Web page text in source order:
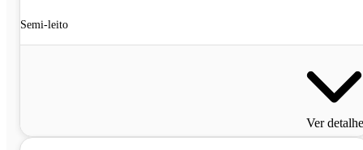
Semi-leito
Ver